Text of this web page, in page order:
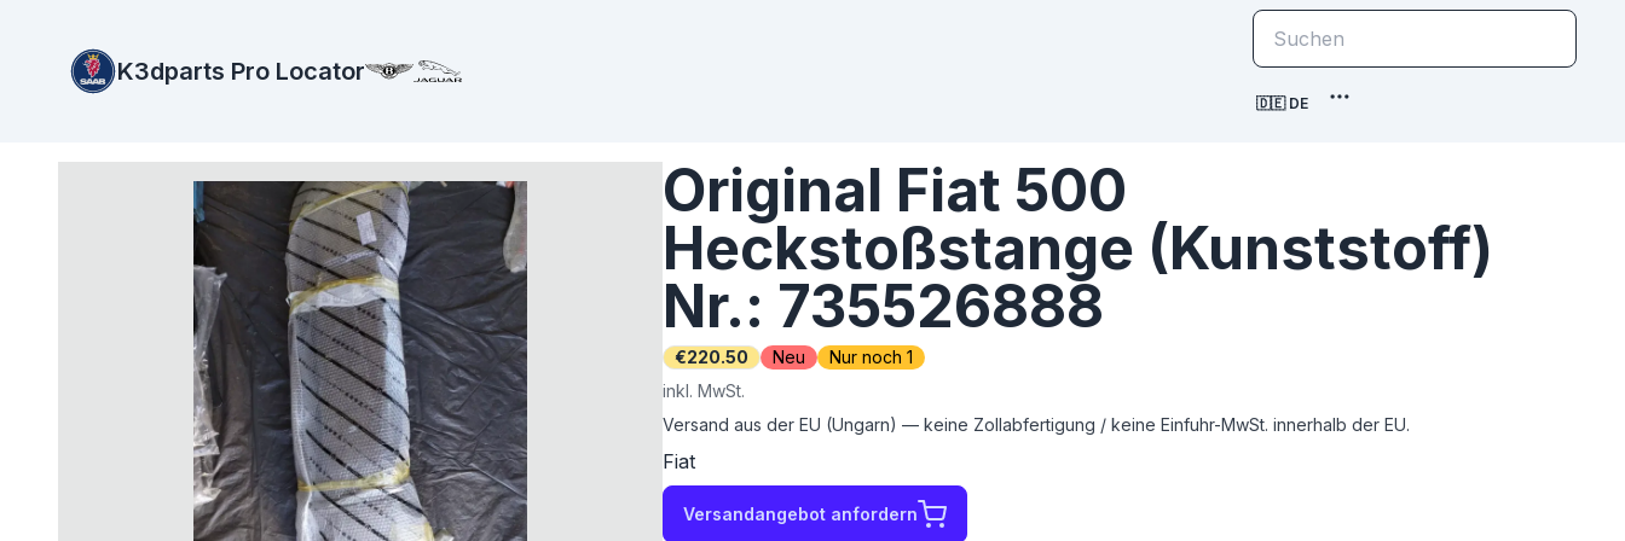
K3dparts Pro Locator
🇩🇪 DE
Original Fiat 500
Heckstoßstange (Kunststoff)
Nr.: 735526888
€220.50 Neu
Nur noch 1
inkl. MwSt.
Versand aus der EU (Ungarn) — keine Zollabfertigung / keine Einfuhr-MwSt. innerhalb der EU.
Fiat
Versandangebot anfordern